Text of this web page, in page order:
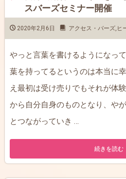
スバーズセミナー開催
2020年2月6日 アクセス・バーズ ヒ
やっと言葉を書けるようになっ
葉を持ってるというのは本当に
え最初は受け売りでもそれが体
から自分自身のものとなり、や
とつながっていき …
続きを読む